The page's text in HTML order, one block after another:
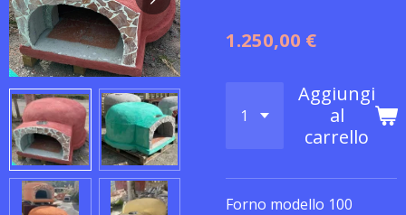
1.250,00 €
Aggiungi
al
carrello
Forno modello 100